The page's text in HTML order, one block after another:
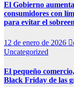
El Gobierno
consumidores con
para evitar el
12 de enero de 2026
Uncategorized
El pequeño
Black Friday de las